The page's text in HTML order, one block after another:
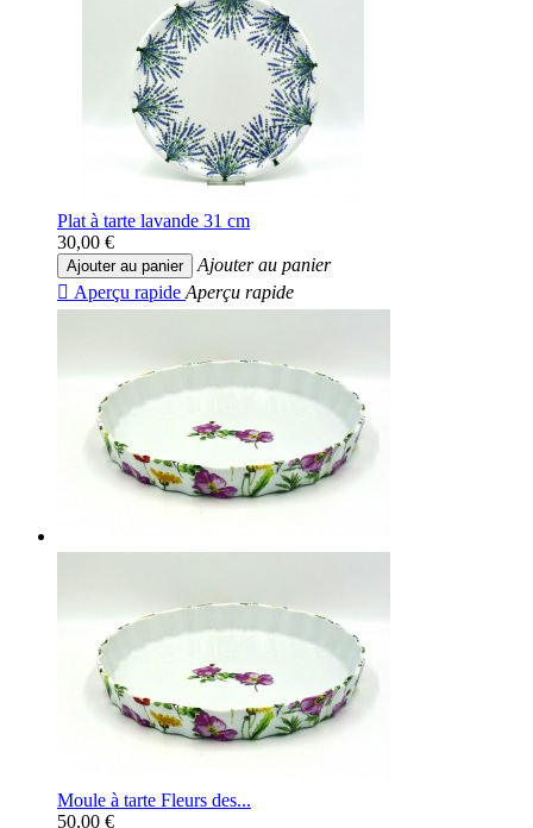
Plat à tarte lavande 31 cm
30,00 €
Ajouter au panier
Ajouter au panier
 Aperçu rapide Aperçu rapide
Moule à tarte Fleurs des...
50,00 €